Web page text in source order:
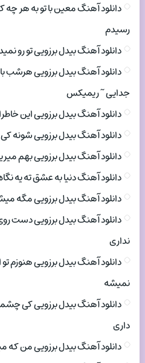
دانلود آهنگ معین با تو به هر
رسیدم
دانلود آهنگ بیدل برزویی تو رو
دانلود آهنگ بیدل برزویی هرشب
جدایی ~ ریمیکس
دانلود آهنگ بیدل برزویی این
دانلود آهنگ بیدل برزویی شونه
دانلود آهنگ بیدل برزویی بهم
دانلود آهنگ دنیا به عشق ته یه
دانلود آهنگ بیدل برزویی مگه
دانلود آهنگ بیدل برزویی دست
نداری
دانلود آهنگ بیدل برزویی
نمیشه
دانلود آهنگ بیدل برزویی کی
داری
دانلود آهنگ بیدل برزویی من که